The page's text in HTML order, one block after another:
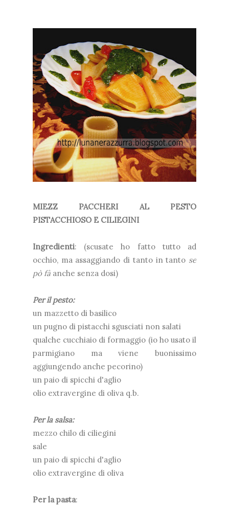
MIEZZ PACCHERI AL PESTO
PISTACCHIOSO E CILIEGINI
Ingredienti: (scusate ho fatto tutto ad
occhio, ma assaggiando di tanto in tanto se
pò fà anche senza dosi)
Per il pesto:
un mazzetto di basilico
un pugno di pistacchi sgusciati non salati
qualche cucchiaio di formaggio (io ho usato il
parmigiano ma viene buonissimo
aggiungendo anche pecorino)
un paio di spicchi d'aglio
olio extravergine di oliva q.b.
Per la salsa:
mezzo chilo di ciliegini
sale
un paio di spicchi d'aglio
olio extravergine di oliva
Per la pasta: